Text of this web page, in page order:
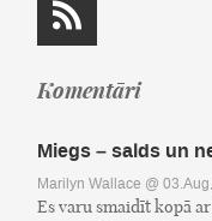
Komentāri
Miegs – salds un
Marilyn Wallace @
Es varu smaidīt kopā